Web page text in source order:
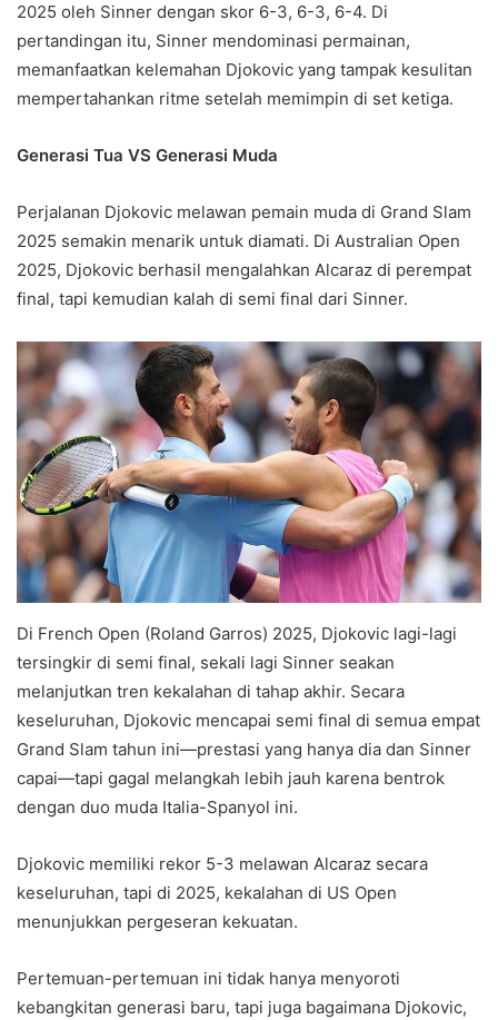
2025 oleh Sinner dengan skor 6-3, 6-3, 6-4. Di
pertandingan itu, Sinner mendominasi permainan,
memanfaatkan kelemahan Djokovic yang tampak kesulitan
mempertahankan ritme setelah memimpin di set ketiga.
Generasi Tua VS Generasi Muda
Perjalanan Djokovic melawan pemain muda di Grand Slam
2025 semakin menarik untuk diamati. Di Australian Open
2025, Djokovic berhasil mengalahkan Alcaraz di perempat
final, tapi kemudian kalah di semi final dari Sinner.
Di French Open (Roland Garros) 2025, Djokovic lagi-lagi
tersingkir di semi final, sekali lagi Sinner seakan
melanjutkan tren kekalahan di tahap akhir. Secara
keseluruhan, Djokovic mencapai semi final di semua empat
Grand Slam tahun ini—prestasi yang hanya dia dan Sinner
capai—tapi gagal melangkah lebih jauh karena bentrok
dengan duo muda Italia-Spanyol ini.
Djokovic memiliki rekor 5-3 melawan Alcaraz secara
keseluruhan, tapi di 2025, kekalahan di US Open
menunjukkan pergeseran kekuatan.
Pertemuan-pertemuan ini tidak hanya menyoroti
kebangkitan generasi baru, tapi juga bagaimana Djokovic,